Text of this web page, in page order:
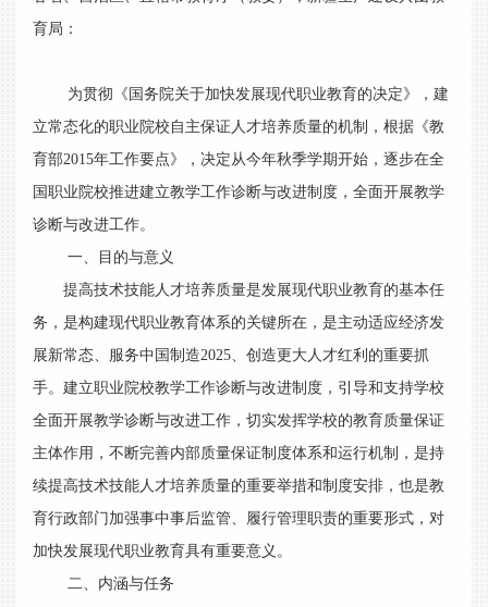
育局：
为贯彻《国务院关于加快发展现代职业教育的决定》，建
立常态化的职业院校自主保证人才培养质量的机制，根据《教
育部2015年工作要点》，决定从今年秋季学期开始，逐步在全
国职业院校推进建立教学工作诊断与改进制度，全面开展教学
诊断与改进工作。
一、目的与意义
提高技术技能人才培养质量是发展现代职业教育的基本任
务，是构建现代职业教育体系的关键所在，是主动适应经济发
展新常态、服务中国制造2025、创造更大人才红利的重要抓
手。建立职业院校教学工作诊断与改进制度，引导和支持学校
全面开展教学诊断与改进工作，切实发挥学校的教育质量保证
主体作用，不断完善内部质量保证制度体系和运行机制，是持
续提高技术技能人才培养质量的重要举措和制度安排，也是教
育行政部门加强事中事后监管、履行管理职责的重要形式，对
加快发展现代职业教育具有重要意义。
二、内涵与任务